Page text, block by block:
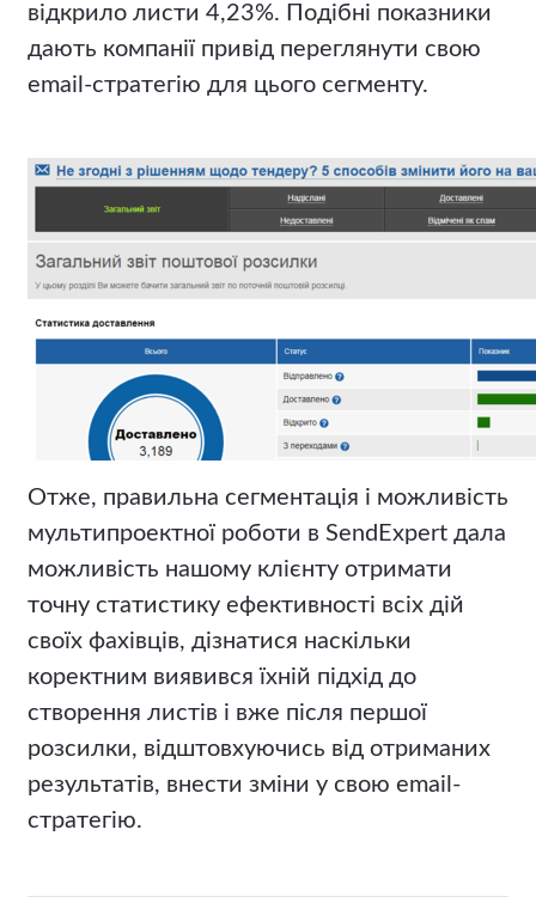
відкрило листи 4,23%. Подібні показники
дають компанії привід переглянути свою
email-стратегію для цього сегменту.
Отже, правильна сегментація і можливість
мультипроектної роботи в SendExpert дала
можливість нашому клієнту отримати
точну статистику ефективності всіх дій
своїх фахівців, дізнатися наскільки
коректним виявився їхній підхід до
створення листів і вже після першої
розсилки, відштовхуючись від отриманих
результатів, внести зміни у свою email-
стратегію.